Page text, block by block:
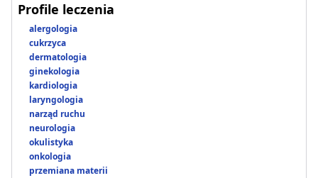
Profile leczenia
alergologia
cukrzyca
dermatologia
ginekologia
kardiologia
laryngologia
narząd ruchu
neurologia
okulistyka
onkologia
przemiana materii